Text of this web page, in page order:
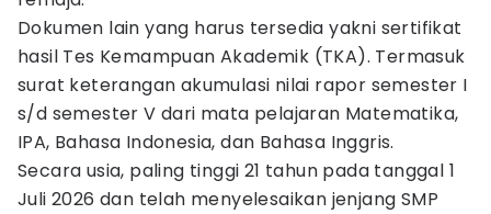
Dokumen lain yang harus tersedia yakni sertifikat
hasil Tes Kemampuan Akademik (TKA). Termasuk
surat keterangan akumulasi nilai rapor semester I
s/d semester V dari mata pelajaran Matematika,
IPA, Bahasa Indonesia, dan Bahasa Inggris.
Secara usia, paling tinggi 21 tahun pada tanggal 1
Juli 2026 dan telah menyelesaikan jenjang SMP